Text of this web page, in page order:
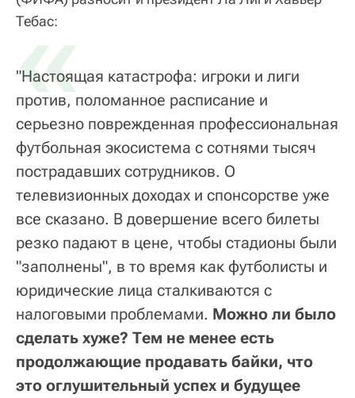
Тебас:
«
"Настоящая катастрофа: игроки и лиги
против, поломанное расписание и
серьезно поврежденная профессиональная
футбольная экосистема с сотнями тысяч
пострадавших сотрудников. О
телевизионных доходах и спонсорстве уже
все сказано. В довершение всего билеты
резко падают в цене, чтобы стадионы были
"заполнены", в то время как футболисты и
юридические лица сталкиваются с
налоговыми проблемами. Можно ли было
сделать хуже? Тем не менее есть
продолжающие продавать байки, что
это оглушительный успех и будущее